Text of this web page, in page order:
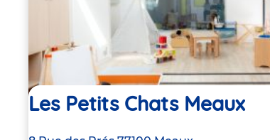
Les Petits Chats Meaux